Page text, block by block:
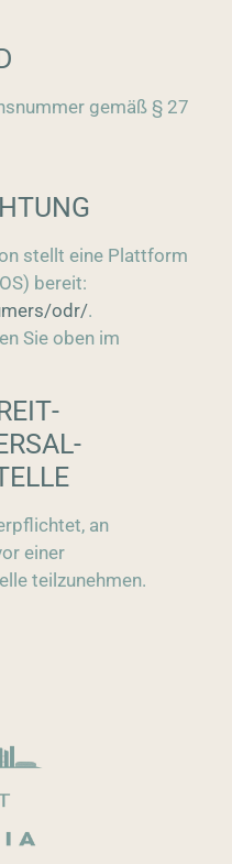
gemäß § 27
stellt eine Plattform
bereit:
odr/.
Sie oben im
an
einer
teilzunehmen.